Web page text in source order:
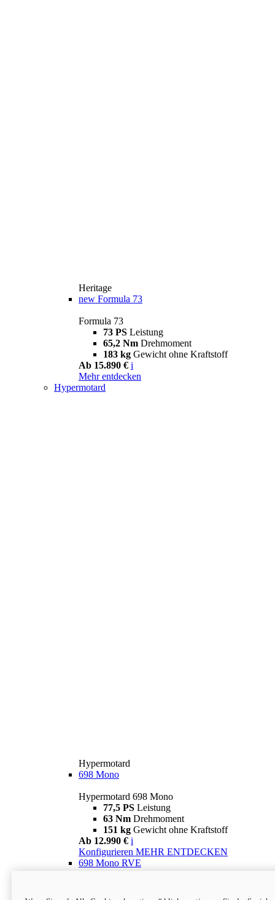
Heritage
new Formula 73
Formula 73
73 PS Leistung
65,2 Nm Drehmoment
183 kg Gewicht ohne Kraftstoff
Ab 15.890 € i
Mehr entdecken
Hypermotard
Hypermotard
698 Mono
Hypermotard 698 Mono
77,5 PS Leistung
63 Nm Drehmoment
151 kg Gewicht ohne Kraftstoff
Ab 12.990 € i
Konfigurieren MEHR ENTDECKEN
698 Mono RVE
77,5 PS
Leistung